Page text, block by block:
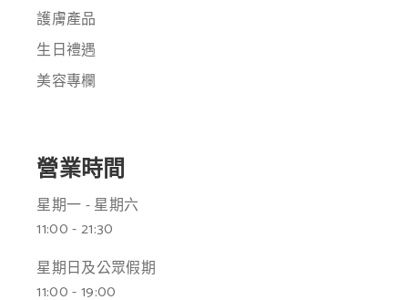
護膚產品
生日禮遇
美容專欄
營業時間
星期一 - 星期六
11:00 - 21:30
星期日及公眾假期
11:00 - 19:00